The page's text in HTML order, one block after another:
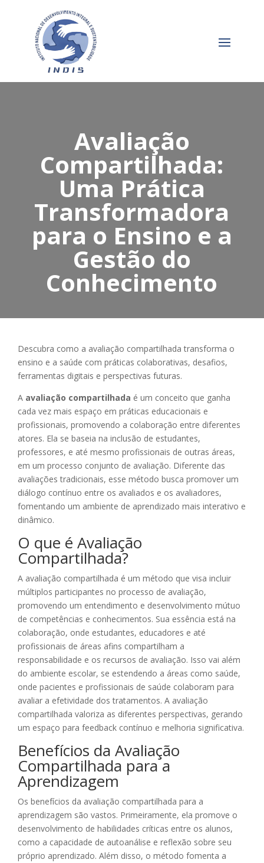
Avaliação
Compartilhada:
Uma Prática
Transformadora
para o Ensino e a
Gestão do
Conhecimento
Descubra como a avaliação compartilhada transforma o
ensino e a saúde com práticas colaborativas, desafios,
ferramentas digitais e perspectivas futuras.
A avaliação compartilhada é um conceito que ganha
cada vez mais espaço em práticas educacionais e
profissionais, promovendo a colaboração entre diferentes
atores. Ela se baseia na inclusão de estudantes,
professores, e até mesmo profissionais de outras áreas,
em um processo conjunto de avaliação. Diferente das
avaliações tradicionais, esse método busca promover um
diálogo contínuo entre os avaliados e os avaliadores,
fomentando um ambiente de aprendizado mais interativo e
dinâmico.
O que é Avaliação
Compartilhada?
A avaliação compartilhada é um método que visa incluir
múltiplos participantes no processo de avaliação,
promovendo um entendimento e desenvolvimento mútuo
de competências e conhecimentos. Sua essência está na
colaboração, onde estudantes, educadores e até
profissionais de áreas afins compartilham a
responsabilidade e os recursos de avaliação. Isso vai além
do ambiente escolar, se estendendo a áreas como saúde,
onde pacientes e profissionais de saúde colaboram para
avaliar a efetividade dos tratamentos. A avaliação
compartilhada valoriza as diferentes perspectivas, gerando
um espaço para feedback contínuo e melhoria significativa.
Benefícios da Avaliação
Compartilhada para a
Aprendizagem
Os benefícios da avaliação compartilhada para a
aprendizagem são vastos. Primeiramente, ela promove o
desenvolvimento de habilidades críticas entre os alunos,
como a capacidade de autoanálise e reflexão sobre seu
próprio aprendizado. Além disso, o método fomenta a